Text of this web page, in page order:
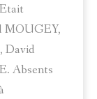
MOUGEY,
David
Absents